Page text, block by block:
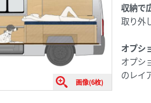
画像(6枚)
収納で
取り外
オプシ
オプシ
のレイ